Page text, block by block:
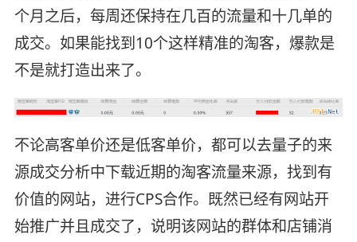
个月之后，每周还保持在几百的流量和十几单的
成交。如果能找到10个这样精准的淘客，爆款是
不是就打造出来了。
不论高客单价还是低客单价，都可以去量子的来
源成交分析中下载近期的淘客流量来源，找到有
价值的网站，进行CPS合作。既然已经有网站开
始推广并且成交了，说明该网站的群体和店铺消